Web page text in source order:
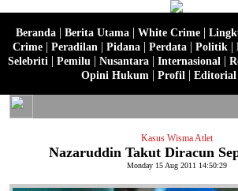
Beranda| Berita Utama| White Crime|
Crime | Peradilan | Pidana | Perdata | Politik |
Selebriti | Pemilu | Nusantara | Internasional |
Opini Hukum | Profil | Editorial
Kasus Wisma Atlet
Nazaruddin Takut Diracun
Monday 15 Aug 2011 14:50:29